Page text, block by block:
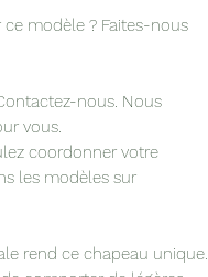
modèle ? Faites-nous
nous. Nous
vous.
coordonner votre
les modèles sur
rend ce chapeau unique.